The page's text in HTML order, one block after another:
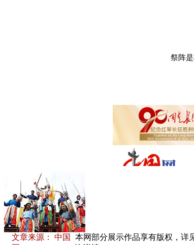
祭阵
文章来源： 中国
本网部分展示作品享有版权，详